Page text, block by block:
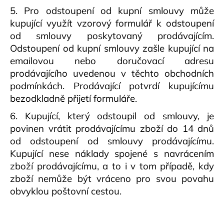
5. Pro odstoupení od kupní smlouvy může
kupující využít vzorový formulář k odstoupení
od smlouvy poskytovaný prodávajícím.
Odstoupení od kupní smlouvy zašle kupující na
emailovou nebo doručovací adresu
prodávajícího uvedenou v těchto obchodních
podmínkách. Prodávající potvrdí kupujícímu
bezodkladně přijetí formuláře.
6. Kupující, který odstoupil od smlouvy, je
povinen vrátit prodávajícímu zboží do 14 dnů
od odstoupení od smlouvy prodávajícímu.
Kupující nese náklady spojené s navrácením
zboží prodávajícímu, a to i v tom případě, kdy
zboží nemůže být vráceno pro svou povahu
obvyklou poštovní cestou.